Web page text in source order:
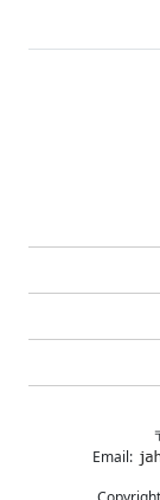
Email: